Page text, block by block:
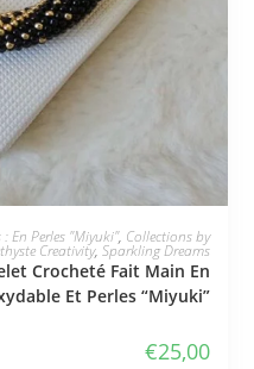
: En Perles "Miyuki", Collections by
Creativity, Sparkling Dreams
Crocheté Fait Main En
Et Perles “Miyuki”
€25,00